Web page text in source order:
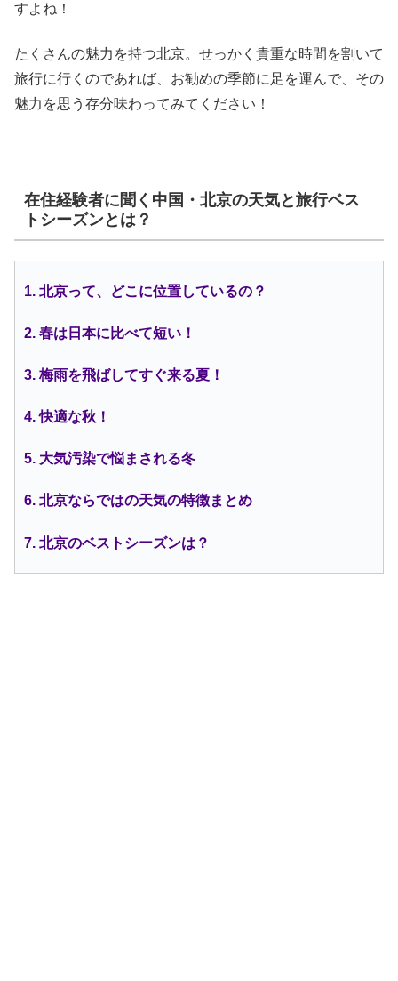
すよね！
たくさんの魅力を持つ北京。せっかく貴重な時間を割いて
旅行に行くのであれば、お勧めの季節に足を運んで、その
魅力を思う存分味わってみてください！
在住経験者に聞く中国・北京の天気と旅行ベス
トシーズンとは？
1. 北京って、どこに位置しているの？
2. 春は日本に比べて短い！
3. 梅雨を飛ばしてすぐ来る夏！
4. 快適な秋！
5. 大気汚染で悩まされる冬
6. 北京ならではの天気の特徴まとめ
7. 北京のベストシーズンは？